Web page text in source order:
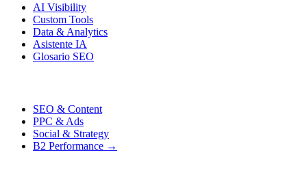
AI Visibility
Custom Tools
Data & Analytics
Asistente IA
Glosario SEO
SEO & Content
PPC & Ads
Social & Strategy
B2 Performance →